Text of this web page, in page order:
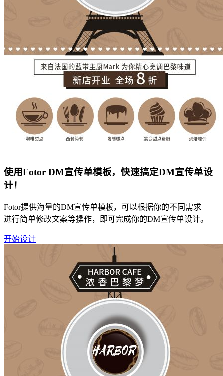
使用Fotor DM宣传单模板，快速搞定DM宣传单设
计！
Fotor提供海量的DM宣传单模板，可以根据你的不同需求
进行简单修改文案等操作，即可完成你的DM宣传单设计。
开始设计